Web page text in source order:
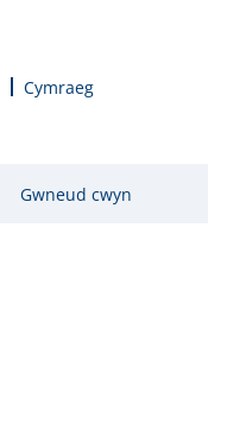
Cymraeg
Gwneud cwyn